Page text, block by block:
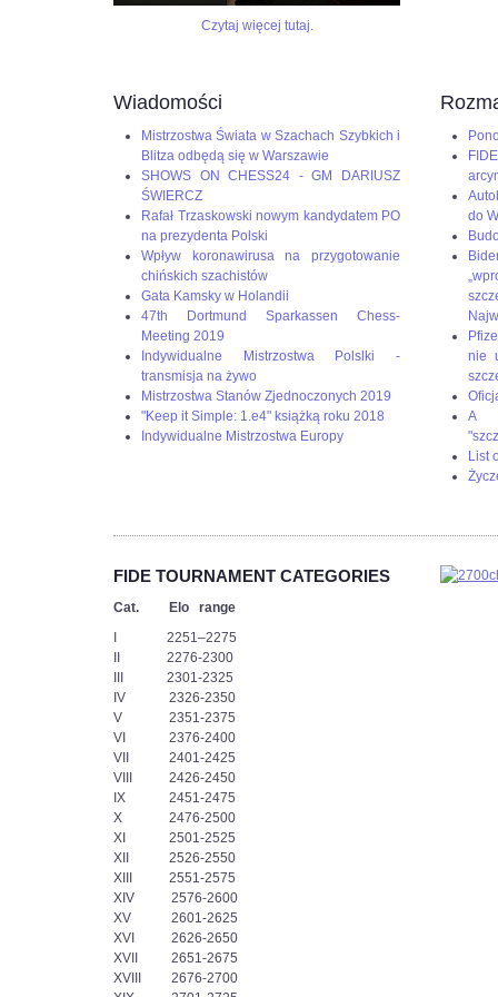
do
ostatniego
eliminacji
meczu
mistrzostwo
świata
szachach
klasycznych.
To
będą
piekielnie
trudne
zmagania,
ale
Duda
z
nas
przejść
„ścieżkę
zdrowia”
i
nie
pomylić
się
ani
razu.
Teraz
przed
nami
bój,
z
którego
zwycięsko
wyjdzie
tylko
Czytaj więcej tutaj.
Wiadomości
Mistrzostwa Świata w Szachach Szybkich i
Blitza odbędą się w Warszawie
SHOWS ON CHESS24 - GM DARIUSZ
ŚWIERCZ
Rafał Trzaskowski nowym kandydatem PO
na prezydenta Polski
Wpływ koronawirusa na przygotowanie
chińskich szachistów
Gata Kamsky w Holandii
47th Dortmund Sparkassen Chess-
Meeting 2019
Indywidualne Mistrzostwa Polslki -
transmisja na żywo
Mistrzostwa Stanów Zjednoczonych 2019
"Keep it Simple: 1.e4" książką roku 2018
Indywidualne Mistrzostwa Europy
do
nie
A
List
FIDE TOURNAMENT CATEGORIES
Cat. Elo range
I 2251–2275
II 2276-2300
III 2301-2325
IV 2326-2350
V 2351-2375
VI 2376-2400
VII 2401-2425
VIII 2426-2450
IX 2451-2475
X 2476-2500
XI 2501-2525
XII 2526-2550
XIII 2551-2575
XIV 2576-2600
XV 2601-2625
XVI 2626-2650
XVII 2651-2675
XVIII 2676-2700